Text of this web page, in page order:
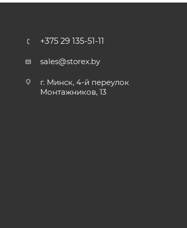
+375 29 135-51-11
sales@storex.by
г. Минск, 4-й переулок
Монтажников, 13